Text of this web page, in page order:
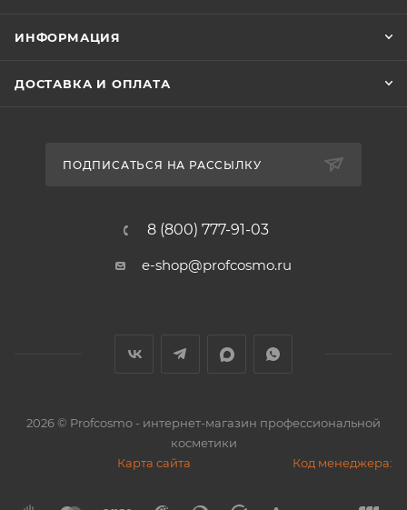
ИНФОРМАЦИЯ
ДОСТАВКА И ОПЛАТА
ПОДПИСАТЬСЯ НА РАССЫЛКУ
8 (800) 777-91-03
e-shop@profcosmo.ru
2026© Profcosmo - интернет-магазин профессиональной
косметики
Карта сайта
Код менеджера: